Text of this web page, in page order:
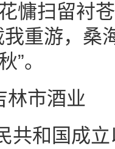
慵扫留衬
我重游，桑
”。
林市酒业
共和国成